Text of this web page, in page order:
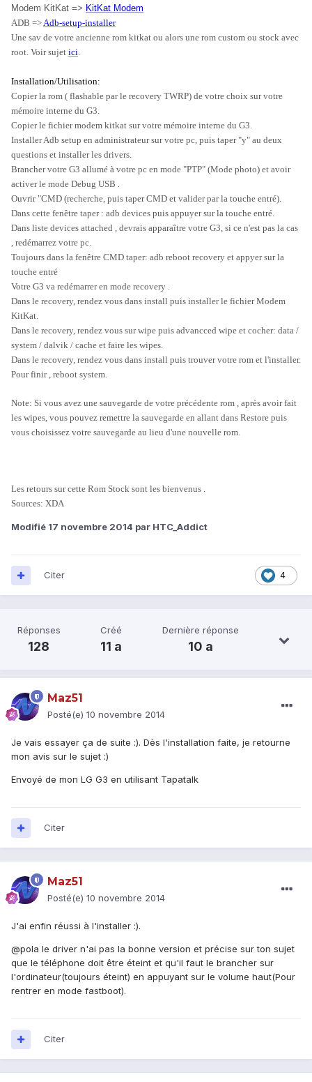
Modem KitKat => KitKat Modem
ADB =>Adb-setup-installer
Une sav de votre ancienne rom kitkat ou alors une rom custom ou stock avec
root. Voir sujet ici.
Installation/Utilisation:
Copier la rom ( flashable par le recovery TWRP) de votre choix sur votre
mémoire interne du G3.
Copier le fichier modem kitkat sur votre mémoire interne du G3.
Installer Adb setup en administrateur sur votre pc, puis taper "y" au deux
questions et installer les drivers.
Brancher votre G3 allumé à votre pc en mode "PTP" (Mode photo) et avoir
activer le mode Debug USB .
Ouvrir "CMD (recherche, puis taper CMD et valider par la touche entré).
Dans cette fenêtre taper : adb devices puis appuyer sur la touche entré.
Dans liste devices attached , devrais apparaître votre G3, si ce n'est pas la cas
, redémarrez votre pc.
Toujours dans la fenêtre CMD taper: adb reboot recovery et appyer sur la
touche entré
Votre G3 va redémarrer en mode recovery .
Dans le recovery, rendez vous dans install puis installer le fichierModem
KitKat.
Dans le recovery, rendez vous surwipe puis advancced wipe et cocher: data /
system / dalvik / cache et faire les wipes.
Dans le recovery, rendez vous dans install puis trouver votre rom et l'installer.
Pour finir , reboot system.
Note: Si vous avez une sauvegarde de votre précédente rom , après avoir fait
les wipes, vous pouvez remettre la sauvegarde en allant dans Restore puis
vous choisissez votre sauvegarde au lieu d'une nouvelle rom.
Les retours sur cette Rom Stock sont les bienvenus .
Sources: XDA
Modifié 17 novembre 2014 par HTC_Addict
4
Citer
Réponses
128
Créé
11 a
Dernière réponse
10 a
Maz51
Posté(e) 10 novembre 2014
Je vais essayer ça de suite :). Dès l'installation faite, je retourne
mon avis sur le sujet :)
Envoyé de mon LG G3 en utilisant Tapatalk
Citer
Maz51
Posté(e) 10 novembre 2014
J'ai enfin réussi à l'installer :).
@pola le driver n'ai pas la bonne version et précise sur ton sujet
que le téléphone doit être éteint et qu'il faut le brancher sur
l'ordinateur(toujours éteint) en appuyant sur le volume haut(Pour
rentrer en mode fastboot).
Citer